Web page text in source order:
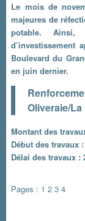
Le mois de
majeures de
potable. Ainsi,
d’investissement
Boulevard du
en juin dernier.
Oliveraie/
Montant des
Début des travaux
Délai des travaux :
Pages : 1 2 3 4